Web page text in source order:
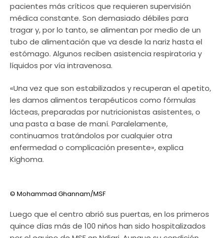
pacientes más críticos que requieren supervisión
médica constante. Son demasiado débiles para
tragar y, por lo tanto, se alimentan por medio de un
tubo de alimentación que va desde la nariz hasta el
estómago. Algunos reciben asistencia respiratoria y
líquidos por vía intravenosa.
«Una vez que son estabilizados y recuperan el apetito,
les damos alimentos terapéuticos como fórmulas
lácteas, preparadas por nutricionistas asistentes, o
una pasta a base de maní. Paralelamente,
continuamos tratándolos por cualquier otra
enfermedad o complicación presente», explica
Kighoma.
© Mohammad Ghannam/MSF
Luego que el centro abrió sus puertas, en los primeros
quince días más de 100 niños han sido hospitalizados